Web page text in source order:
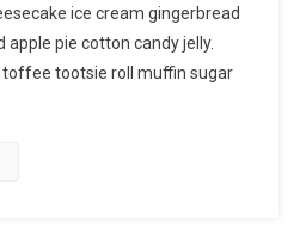
DO
COSTÃO
ice cream gingerbread
pie cotton candy jelly.
tootsie roll muffin sugar